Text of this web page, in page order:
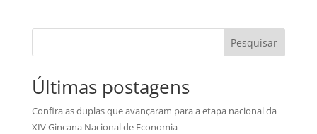
Pesquisar
Últimas postagens
Confira as duplas que avançaram para a etapa nacional da
XIV Gincana Nacional de Economia